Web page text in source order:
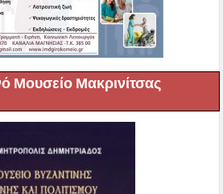
Μουσείο Μακρινίτσας